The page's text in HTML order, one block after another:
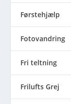
Førstehjælp
Fotovandring
Fri teltning
Frilufts Grej